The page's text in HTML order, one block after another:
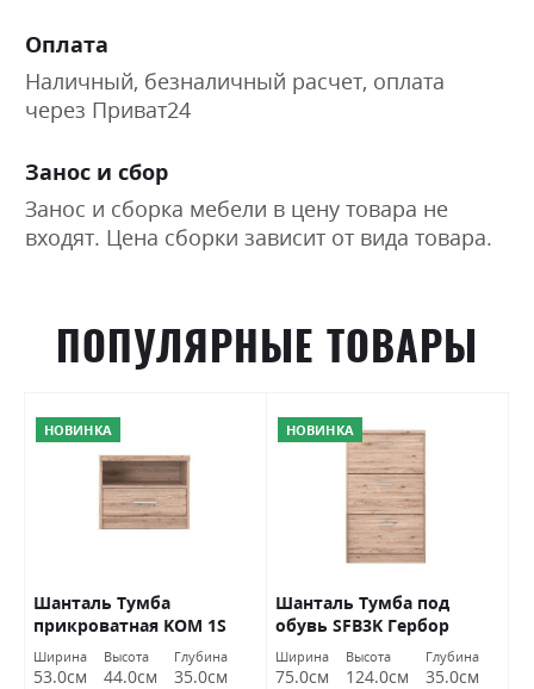
Оплата
Наличный, безналичный расчет, оплата
через Приват24
Занос и сбор
Занос и сборка мебели в цену товара не
входят. Цена сборки зависит от вида товара.
ПОПУЛЯРНЫЕ ТОВАРЫ
НОВИНКА
Шанталь Тумба
прикроватная KOM 1S
Гербор
Ширина
53.0см
Высота
44.0см
Глубина
35.0см
НОВИНКА
Шанталь Тумба под
обувь SFB3K Гербор
Ширина
75.0см
Высота
124.0см
Глубина
35.0см